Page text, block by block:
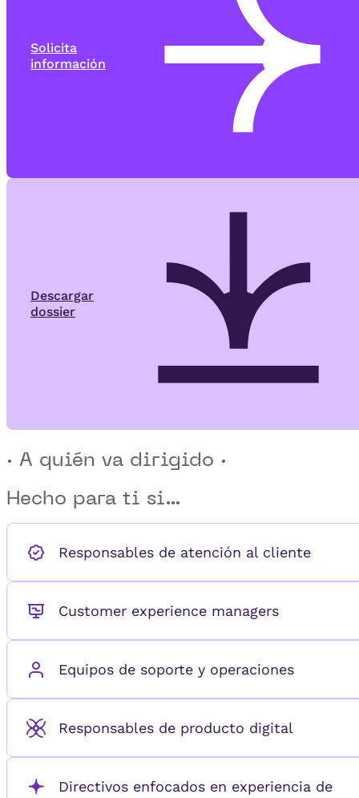
Solicita
información
Descargar
dossier
· A quién va dirigido ·
Hecho para ti si...
Responsables de atención al cliente
Customer experience managers
Equipos de soporte y operaciones
Responsables de producto digital
Directivos enfocados en experiencia de